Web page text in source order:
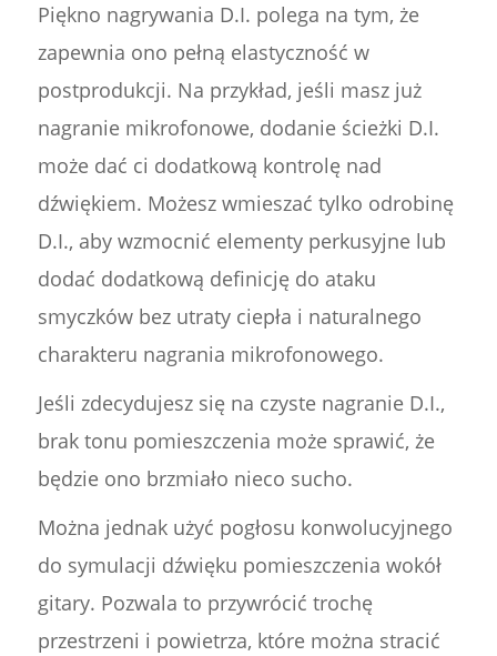
Piękno nagrywania D.I. polega na tym, że
zapewnia ono pełną elastyczność w
postprodukcji. Na przykład, jeśli masz już
nagranie mikrofonowe, dodanie ścieżki D.I.
może dać ci dodatkową kontrolę nad
dźwiękiem. Możesz wmieszać tylko odrobinę
D.I., aby wzmocnić elementy perkusyjne lub
dodać dodatkową definicję do ataku
smyczków bez utraty ciepła i naturalnego
charakteru nagrania mikrofonowego.
Jeśli zdecydujesz się na czyste nagranie D.I.,
brak tonu pomieszczenia może sprawić, że
będzie ono brzmiało nieco sucho.
Można jednak użyć pogłosu konwolucyjnego
do symulacji dźwięku pomieszczenia wokół
gitary. Pozwala to przywrócić trochę
przestrzeni i powietrza, które można stracić